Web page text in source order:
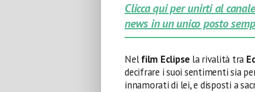
Clicca qui per unirti al
news in un unico posto
Nelfilm Eclipse la rivalità tra
decifrare i suoi sentimenti sia
innamorati di lei, e disposti a